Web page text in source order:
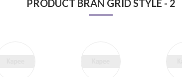
PRODUCT BRAN GRID STYLE - 2